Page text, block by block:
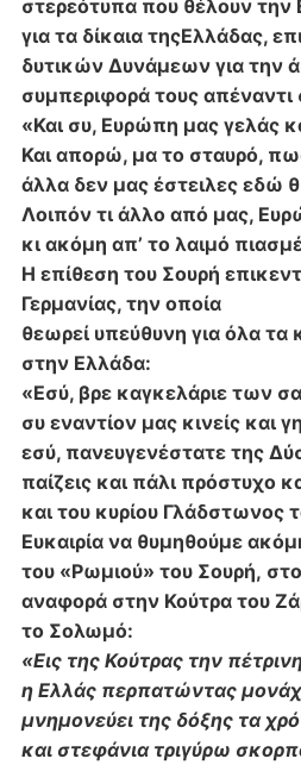
στερεότυπα που θέλουν την
για τα δίκαια τηςΕλλάδας,
δυτικών Δυνάμεων για την
συμπεριφορά τους
«Και συ, Ευρώπη μας γελάς
Και απορώ, μα το σταυρό,
άλλα δεν μας έστειλες
Λοιπόν τι άλλο από μας,
κι ακόμη απ’ το λαιμό
Η επίθεση του Σουρή
Γερμανίας, την οποία
θεωρεί υπεύθυνη για όλα
στην Ελλάδα:
«Εσύ, βρε καγκελάριε των
συ εναντίον μας κινείς και
εσύ, πανευγενέστατε της
παίζεις και πάλι πρόστυχο
και του κυρίου Γλάδστωνος
Ευκαιρία να θυμηθούμε
του «Ρωμιού» του Σουρή,
αναφορά στην Κούτρα του
το Σολωμό:
«Εις της Κούτρας την
η Ελλάς περπατώντας
μνημονεύει της δόξης τα
και στεφάνια τριγύρω